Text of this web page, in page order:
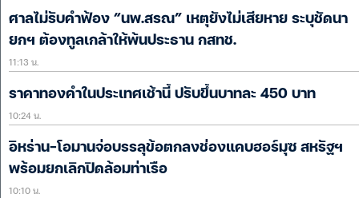
ศาลไม่รับคำฟ้อง “นพ.สรณ” เหตุยังไม่เสียหาย ระบุชัดนา
ยกฯ ต้องทูลเกล้าให้พ้นประธาน กสทช.
11:13 น.
ราคาทองคำในประเทศเช้านี้ ปรับขึ้นบาทละ 450 บาท
10:24 น.
อิหร่าน-โอมานจ่อบรรลุข้อตกลงช่องแคบฮอร์มุซ สหรัฐฯ
พร้อมยกเลิกปิดล้อมท่าเรือ
10:10 น.